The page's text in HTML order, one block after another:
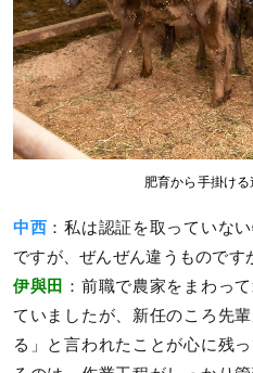
肥育から手掛け
中西 ：私は認証を取っていな
ですが、ぜんぜん違うものです
伊與田
：前職で農家をまわっ
ていましたが、新任のころ先
る」と言われたことが心に残